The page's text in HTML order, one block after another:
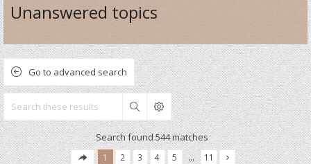
Unanswered topics
Go to advanced search
Search
Search found 544 matches
1 2 3 4 5 … 11